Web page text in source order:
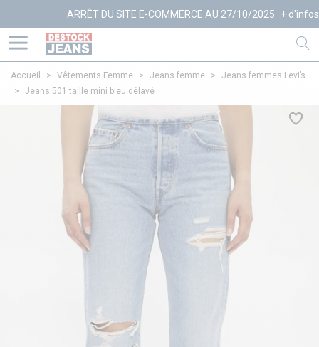
ARRÊT DU SITE E-COMMERCE AU 27/10/2025 + d'infos
Accueil > Vêtements Femme > Jeans femme >
Jeans femmes Levi’s
>
Jeans 501 taille mini bleu délavé